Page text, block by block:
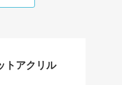
トアクリル